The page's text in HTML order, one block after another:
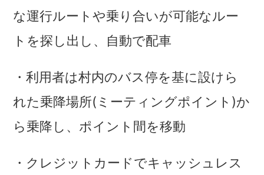
な運行ルートや乗り合いが可能なルー
トを探し出し、自動で配車
・利用者は村内のバス停を基に設けら
れた乗降場所(ミーティングポイント)か
ら乗降し、ポイント間を移動
・クレジットカードでキャッシュレス